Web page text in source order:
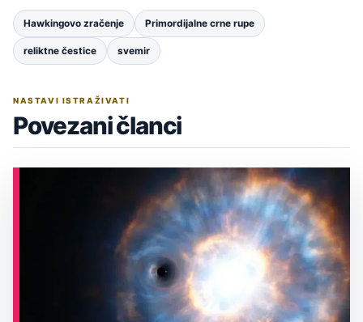
Hawkingovo zračenje Primordijalne crne rupe
reliktne čestice svemir
NASTAVI ISTRAŽIVATI
Povezani članci